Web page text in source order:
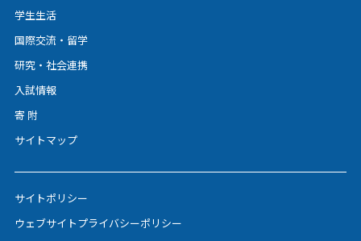
学生生活
国際交流・留学
研究・社会連携
入試情報
寄 附
サイトマップ
サイトポリシー
ウェブサイトプライバシーポリシー